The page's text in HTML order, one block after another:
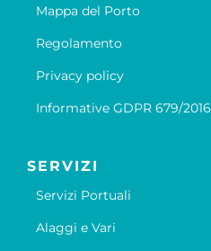
Mappa del Porto
Regolamento
Privacy policy
Informative GDPR 679/2016
SERVIZI
Servizi Portuali
Alaggi e Vari